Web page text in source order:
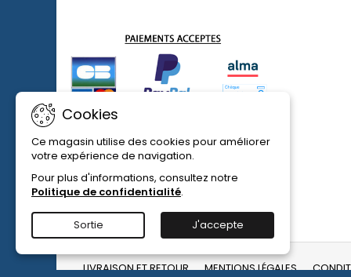
LIVRAISON ET RETOUR MENTIONS LÉGALES
Cookies
Ce magasin utilise des cookies pour améliorer
votre expérience de navigation.
Pour plus d'informations, consultez notre
Politique de confidentialité.
Sortie J'accepte